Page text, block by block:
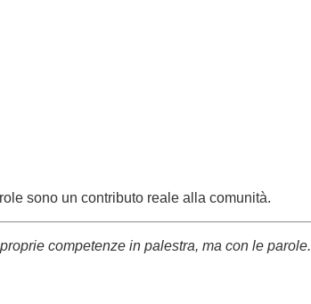
sono un contributo reale alla comunità.
competenze in palestra, ma con le parole.